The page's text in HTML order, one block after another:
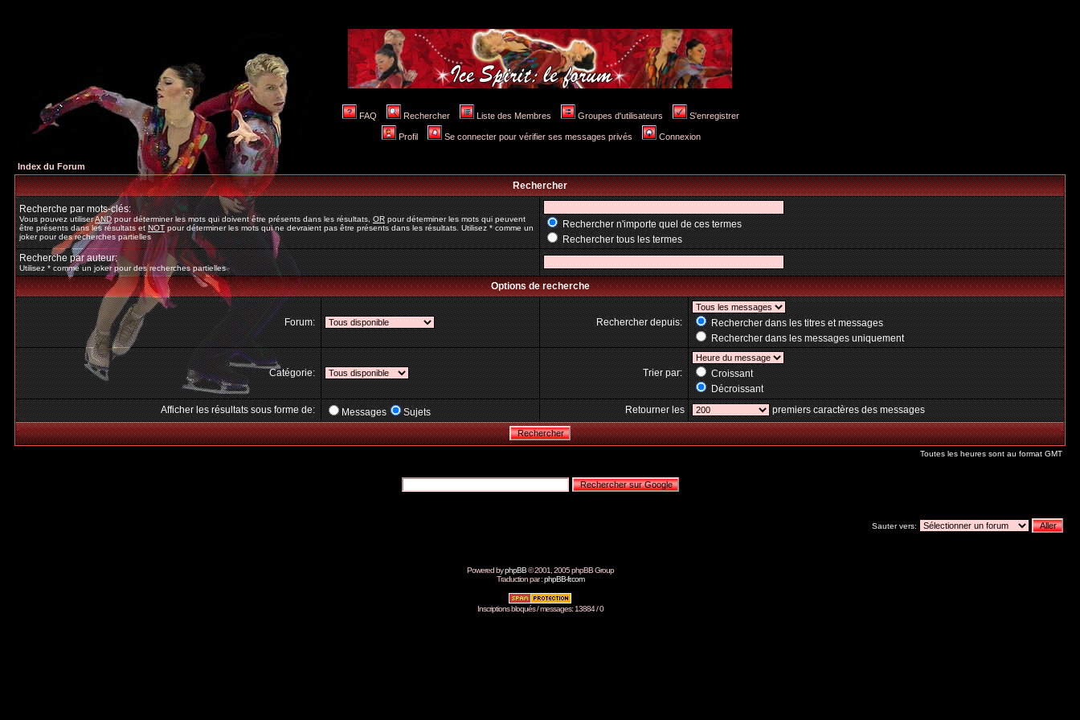
FAQ Rechercher Liste des Membres Groupes d'utilisateurs S'enregistrer
Profil Se connecter pour vérifier ses messages privés Connexion
Index du Forum
Rechercher
Recherche par mots-clés:
Vous pouvez utiliserANDpour déterminer les mots qui doivent être présents dans les résultats,ORpour déterminer les mots qui peuvent
être présents dans les résultats etNOTpour déterminer les mots qui ne devraient pas être présents dans les résultats. Utilisez * comme un
joker pour des recherches partielles
Rechercher n'importe quel de ces termes
Rechercher tous les termes
Recherche par auteur:
Utilisez * comme un joker pour des recherches partielles
Options de recherche
Forum: Rechercher depuis:
Rechercher dans les titres et messages
Rechercher dans les messages uniquement
Catégorie: Trier par:
Croissant
Décroissant
Afficher les résultats sous forme de:
Messages Sujets Retourner les premiers caractères des messages
Toutes les heures sont au format GMT
Sauter vers:
Powered byphpBB© 2001, 2005 phpBB Group
Traduction par :phpBB-fr.com
Inscriptions bloqués / messages: 13884 / 0